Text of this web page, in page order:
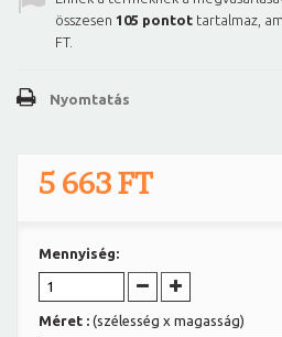
összesen 105 pontot tartalmaz,
FT.
Nyomtatás
5 663 FT
Mennyiség:
Méret : (szélesség x magasság)